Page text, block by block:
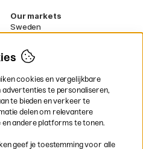
Our markets
Sweden
Denmark
Finland
Ireland
Germany
UK
EU
cookies en vergelijkbare
te personaliseren,
te bieden en verkeer te
delen om relevantere
andere platforms te tonen.
geef je toestemming voor alle